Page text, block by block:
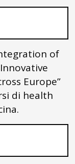
of
Europe”
di health